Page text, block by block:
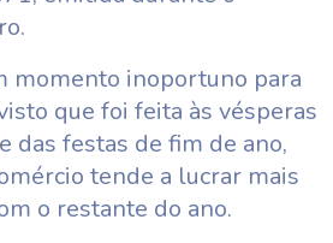
momento inoportuno para
que foi feita às vésperas
das festas de fim de ano,
tende a lucrar mais
o restante do ano.